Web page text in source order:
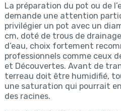
La préparation du pot ou de
demande une attention
privilégier un pot avec un
cm, doté de trous de
d’eau, choix fortement
professionnels comme ceux
et Découvertes. Avant de
terreau doit être humidifié,
une saturation qui pourrait
des racines.